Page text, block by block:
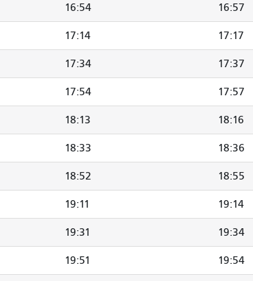
16:54 16:57
17:14 17:17
17:34 17:37
17:54 17:57
18:13 18:16
18:33 18:36
18:52 18:55
19:11 19:14
19:31 19:34
19:51 19:54